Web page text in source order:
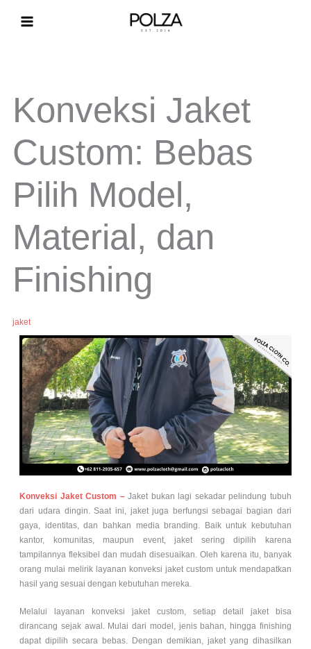
Konveksi Jaket
Custom: Bebas
Pilih Model,
Material, dan
Finishing
jaket
Konveksi Jaket Custom – Jaket bukan lagi sekadar pelindung tubuh
dari udara dingin. Saat ini, jaket juga berfungsi sebagai bagian dari
gaya, identitas, dan bahkan media branding. Baik untuk kebutuhan
kantor, komunitas, maupun event, jaket sering dipilih karena
tampilannya fleksibel dan mudah disesuaikan. Oleh karena itu, banyak
orang mulai melirik layanan konveksi jaket custom untuk mendapatkan
hasil yang sesuai dengan kebutuhan mereka.
Melalui layanan konveksi jaket custom, setiap detail jaket bisa
dirancang sejak awal. Mulai dari model, jenis bahan, hingga finishing
dapat dipilih secara bebas. Dengan demikian, jaket yang dihasilkan